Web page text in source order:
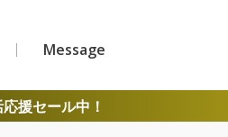
Message
援セール中！